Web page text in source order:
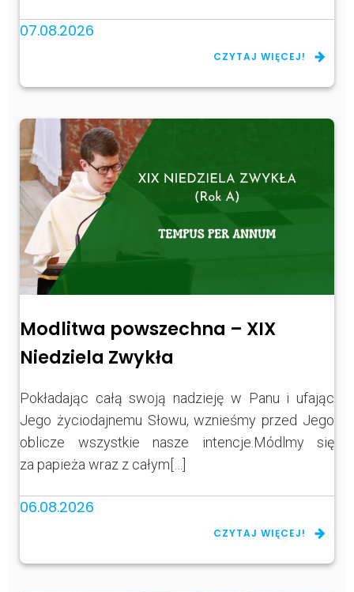
07.08.2026
CZYTAJ WIĘCEJ!
Modlitwa powszechna – XIX
Niedziela Zwykła
Pokładając całą swoją nadzieję w Panu i ufając
Jego życiodajnemu Słowu, wznieśmy przed Jego
oblicze wszystkie nasze intencje.Módlmy się
za papieża wraz z całym[…]
06.08.2026
CZYTAJ WIĘCEJ!